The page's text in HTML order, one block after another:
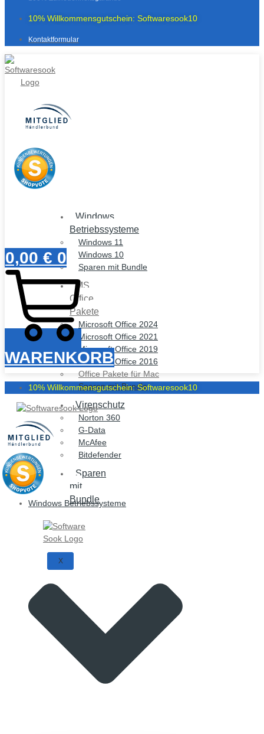
10% Willkommensgutschein: Softwaresook10
Kontaktformular
Windows
Betriebssysteme
Windows 11
Windows 10
Sparen mit Bundle
MS
Office
Pakete
Microsoft Office 2024
Microsoft Office 2021
Microsoft Office 2019
Microsoft Office 2016
Office Pakete für Mac
Sparen mit Bundle
Virenschutz
Norton 360
G-Data
McAfee
Bitdefender
Sparen
mit
Bundle
X
0,00 € 0
WARENKORB
10% Willkommensgutschein: Softwaresook10
Windows Betriebssysteme